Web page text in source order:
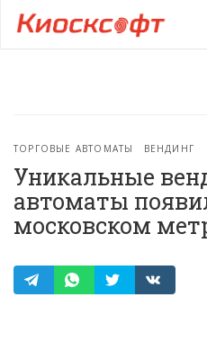
ТОРГОВЫЕ АВТОМАТЫ ВЕНДИНГ
Уникальные
автоматы
московском